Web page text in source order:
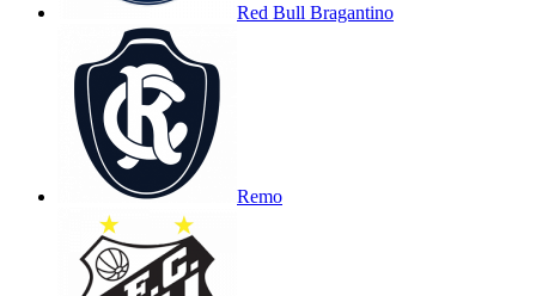
Red Bull Bragantino
Remo